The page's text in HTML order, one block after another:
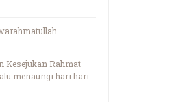
Kesejukan Rahmat
menaungi hari hari